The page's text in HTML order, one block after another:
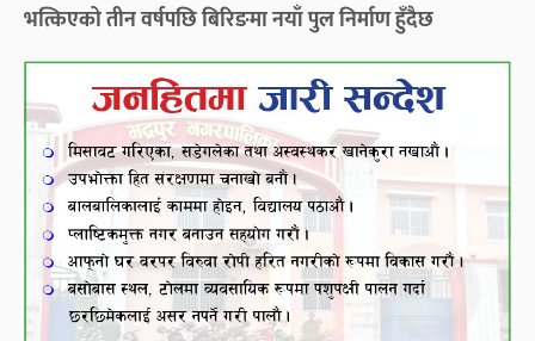
भत्किएको तीन वर्षपछि बिरिङमा नयाँ पुल निर्माण हुँदैछ